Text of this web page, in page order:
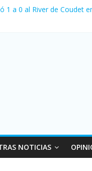
1 a 0 al River de Coudet
de invierno con más
de la venta de autos
NOTICIAS